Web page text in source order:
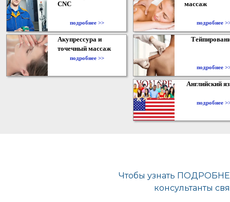
CNC
подробнее >>
массаж
подробнее
Акупрессура и
точечный массаж
подробнее >>
подробнее
Английский
подробнее